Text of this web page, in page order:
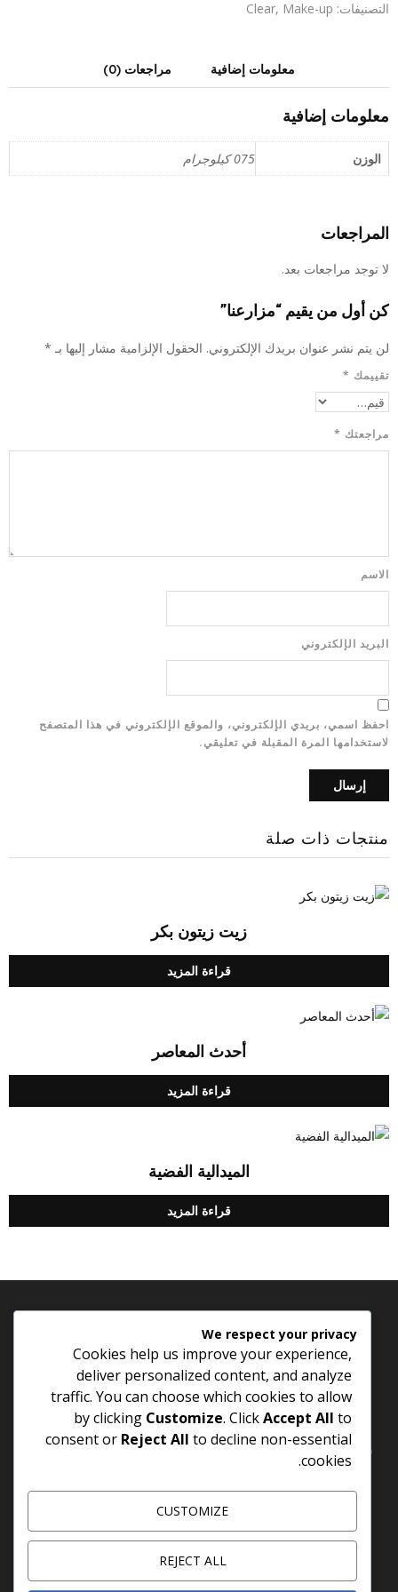
التصنيفات: Clear, Make-up
معلومات إضافية مراجعات (0)
معلومات إضافية
الوزن 075 كيلوجرام
المراجعات
لا توجد مراجعات بعد.
كن أول من يقيم “مزارعنا”
لن يتم نشر عنوان بريدك الإلكتروني. الحقول الإلزامية مشار إليها بـ *
تقييمك *
مراجعتك *
الاسم
البريد الإلكتروني
احفظ اسمي، بريدي الإلكتروني، والموقع الإلكتروني في هذا المتصفح
لاستخدامها المرة المقبلة في تعليقي.
منتجات ذات صلة
زيت زيتون بكر
قراءة المزيد
أحدث المعاصر
قراءة المزيد
الميدالية الفضية
قراءة المزيد
extra virgin olive oil
Extra Virgin Olive Oil - Excellent virgin oil Holds the highest
standards International quality
زيت الزيتون الشرق - زيت بكر ممتاز حاصل على أعلى معايير الجودة
info@menas-company.com
We respect your privacy
Cookies help us improve your experience,
deliver personalized content, and analyze
traffic. You can choose which cookies to allow
by clicking Customize. ClickAccept All to
consent or Reject All to decline non-essential
cookies.
CUSTOMIZE
REJECT ALL